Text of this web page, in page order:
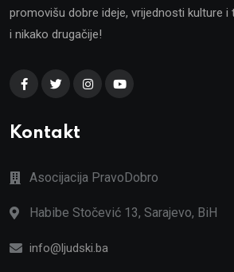
promovišu dobre ideje, vrijednosti kulture i
i nikako drugačije!
Kontakt
Asocijacija PravoDobro
Habibe Stočević 13, Sarajevo, BiH
info@ljudski.ba